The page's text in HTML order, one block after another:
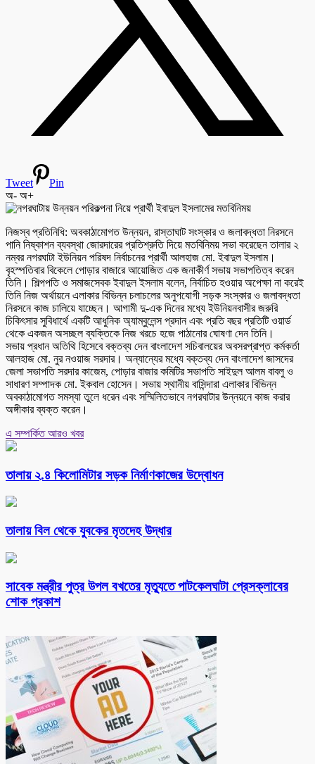
Tweet
Pin
অ- অ+
নিজস্ব প্রতিনিধি: অবকাঠামোগত উন্নয়ন, রাস্তাঘাট সংস্কার ও জলাবদ্ধতা নিরসনে
পানি নিষ্কাশন ব্যবস্থা জোরদারের প্রতিশ্রুতি দিয়ে মতবিনিময় সভা করেছেন তালার ২
নম্বর নগরঘাটা ইউনিয়ন পরিষদ নির্বাচনের প্রার্থী আলহাজ মো. ইবাদুল ইসলাম।
বৃহস্পতিবার বিকেলে পোড়ার বাজারে আয়োজিত এক জনাকীর্ণ সভায় সভাপতিত্ব করেন
তিনি। শিল্পপতি ও সমাজসেবক ইবাদুল ইসলাম বলেন, নির্বাচিত হওয়ার অপেক্ষা না করেই
তিনি নিজ অর্থায়নে এলাকার বিভিন্ন চলাচলের অনুপযোগী সড়ক সংস্কার ও জলাবদ্ধতা
নিরসনে কাজ চালিয়ে যাচ্ছেন। আগামী দু-এক দিনের মধ্যে ইউনিয়নবাসীর জরুরি
চিকিৎসার সুবিধার্থে একটি আধুনিক অ্যাম্বুলেন্স প্রদান এবং প্রতি বছর প্রতিটি ওয়ার্ড
থেকে একজন অসচ্ছল ব্যক্তিকে নিজ খরচে হজে পাঠানোর ঘোষণা দেন তিনি।
সভায় প্রধান অতিথি হিসেবে বক্তব্য দেন বাংলাদেশ সচিবালয়ের অবসরপ্রাপ্ত কর্মকর্তা
আলহাজ মো. নুর নওয়াজ সরদার। অন্যান্যের মধ্যে বক্তব্য দেন বাংলাদেশ জাসদের
জেলা সভাপতি সরদার কাজেম, পোড়ার বাজার কমিটির সভাপতি সাইদুল আলম বাবলু ও
সাধারণ সম্পাদক মো. ইকবাল হোসেন। সভায় স্থানীয় বাসিন্দারা এলাকার বিভিন্ন
অবকাঠামোগত সমস্যা তুলে ধরেন এবং সম্মিলিতভাবে নগরঘাটার উন্নয়নে কাজ করার
অঙ্গীকার ব্যক্ত করেন।
এ সম্পর্কিত আরও খবর
তালায় ২.৪ কিলোমিটার সড়ক নির্মাণকাজের উদ্বোধন
তালায় বিল থেকে যুবকের মৃতদেহ উদ্ধার
সাবেক মন্ত্রীর পুত্র উপল বখতের মৃত্যুতে পাটকেলঘাটা প্রেসক্লাবের
শোক প্রকাশ